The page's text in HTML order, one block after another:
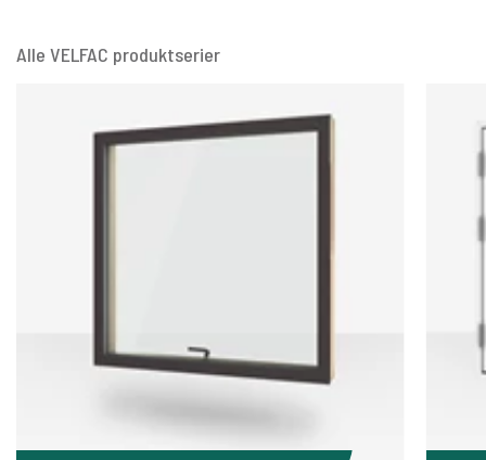
Alle VELFAC produktserier